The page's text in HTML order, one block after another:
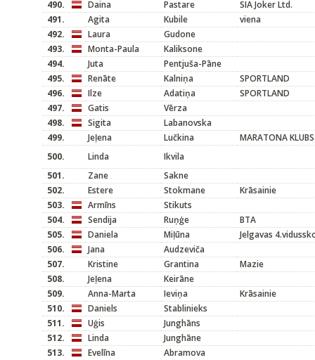
490. Daina Pastare
SIA Joker Ltd.
491.
Agita Kubile
viena
492.
Laura
Gudone
493.
Monta-Paula
Kaliksone
494.
Juta
Pentjuša-Pāne
495.
Renāte Kalniņa
SPORTLAND
496.
Ilze Adatiņa
SPORTLAND
497.
Gatis
Vērza
498.
Sigita
Labanovska
499.
Jeļena Lučkina
MARATONA KLUBS
500.
Linda
Ikvila
501.
Zane
Sakne
502.
Estere Stokmane
Krāsainie
503.
Armīns
Stikuts
504.
Sendija Ruņģe
BTA
505.
Daniela Miļūna
Jelgavas
506.
Jana
Audzeviča
507.
Kristine Grantina
Mazie
508.
Jeļena
Keirāne
509.
Anna-Marta Ieviņa
Krāsainie
510.
Daniels
Stablinieks
511.
Uģis
Junghāns
512.
Linda
Junghāne
513.
Evelīna
Abramova